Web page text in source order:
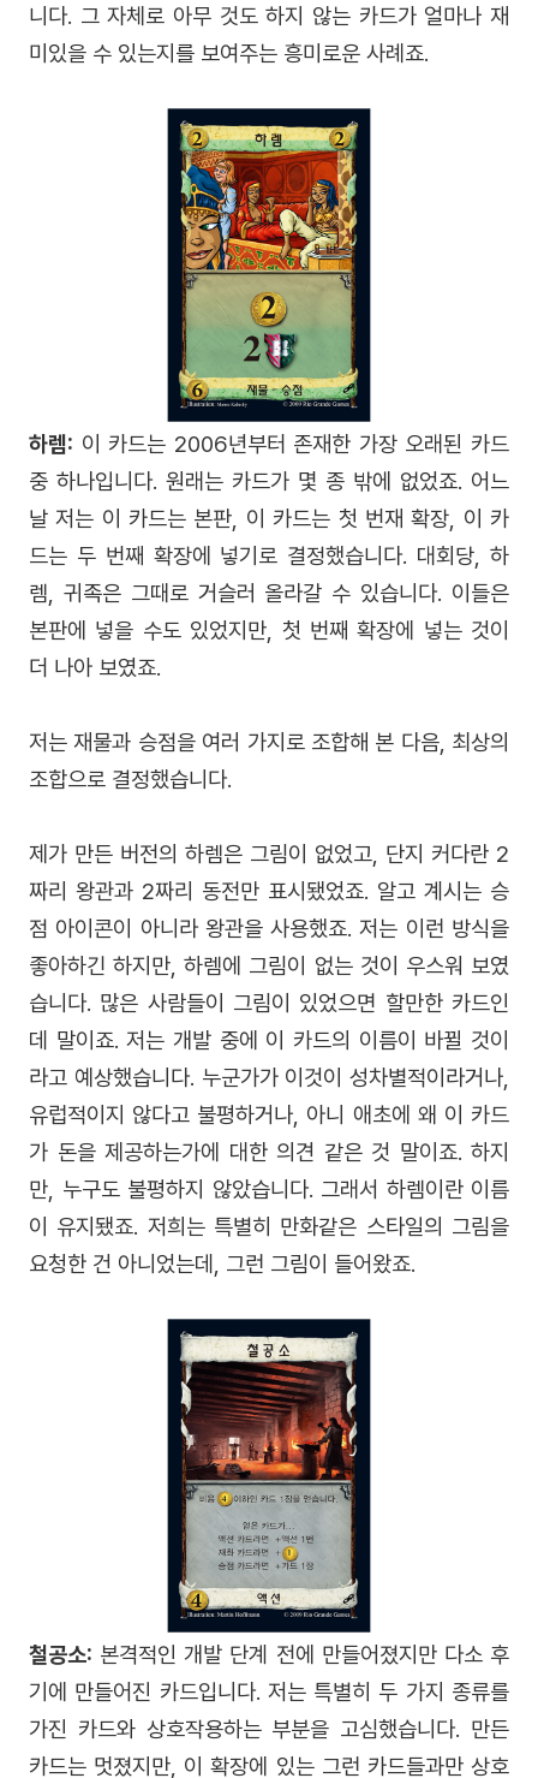
니다. 그 자체로 아무 것도 하지 않는 카드가 얼마나 재
미있을 수 있는지를 보여주는 흥미로운 사례죠.
하렘: 이 카드는 2006년부터 존재한 가장 오래된 카드
중 하나입니다. 원래는 카드가 몇 종 밖에 없었죠. 어느
날 저는 이 카드는 본판, 이 카드는 첫 번재 확장, 이 카
드는 두 번째 확장에 넣기로 결정했습니다. 대회당, 하
렘, 귀족은 그때로 거슬러 올라갈 수 있습니다. 이들은
본판에 넣을 수도 있었지만, 첫 번째 확장에 넣는 것이
더 나아 보였죠.
저는 재물과 승점을 여러 가지로 조합해 본 다음, 최상의
조합으로 결정했습니다.
제가 만든 버전의 하렘은 그림이 없었고, 단지 커다란 2
짜리 왕관과 2짜리 동전만 표시됐었죠. 알고 계시는 승
점 아이콘이 아니라 왕관을 사용했죠. 저는 이런 방식을
좋아하긴 하지만, 하렘에 그림이 없는 것이 우스워 보였
습니다. 많은 사람들이 그림이 있었으면 할만한 카드인
데 말이죠. 저는 개발 중에 이 카드의 이름이 바뀔 것이
라고 예상했습니다. 누군가가 이것이 성차별적이라거나,
유럽적이지 않다고 불평하거나, 아니 애초에 왜 이 카드
가 돈을 제공하는가에 대한 의견 같은 것 말이죠. 하지
만, 누구도 불평하지 않았습니다. 그래서 하렘이란 이름
이 유지됐죠. 저희는 특별히 만화같은 스타일의 그림을
요청한 건 아니었는데, 그런 그림이 들어왔죠.
철공소: 본격적인 개발 단계 전에 만들어졌지만 다소 후
기에 만들어진 카드입니다. 저는 특별히 두 가지 종류를
가진 카드와 상호작용하는 부분을 고심했습니다. 만든
카드는 멋졌지만, 이 확장에 있는 그런 카드들과만 상호